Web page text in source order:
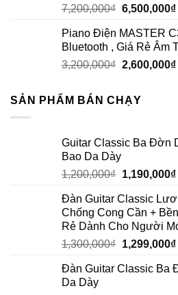
7,200,000₫ 6,500,000₫
Piano Điện MASTER
Bluetooth , Giá Rẻ Âm
3,200,000₫ 2,600,000₫
SẢN PHẨM BÁN CHẠY
Guitar Classic Ba Đờn
Bao Da Dày
1,200,000₫ 1,190,000₫
Đàn Guitar Classic
Chống Cong Cần +
Rẻ Dành Cho Người
1,300,000₫ 1,299,000₫
Đàn Guitar Classic Ba
Da Dày